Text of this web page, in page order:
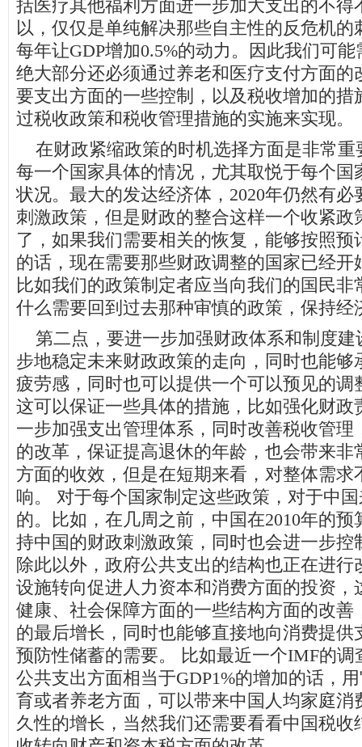
括医疗其他福利方面进一步加大支出的不得
以，仅仅是单纯解决那些自主性的反危机的
每年让GDP增加0.5%的动力。因此我们可
绝大部分还必须通过养老和医疗支付方面的
要支出方面的一些控制，以及税收增加的措
过税收政策和税收管理措施的实施来实现。
在财政紧缩政策的时机选择方面是非常重
每一个国家具体的情况，尤其取悦于每个国
状况。最大的发达经济体，2020年仍然有
刺激政策，但是财政的整合这样一个收紧政
了，如果我们需要相关的恢复，能够按照预
的话，现在需要那些财政调整的国家已经开
比如我们的政策制定者应当向我们的国民非
什么需要回到过去那种审慎的政策，保持经
第二点，要进一步加强财政体系和制度建
步地稳定未来财政政策的走向，同时也能够
疲劳感，同时也可以提供一个可以预见的调
这可以保证一些具体的措施，比如强化财政
一步加强支出管理体系，同时改善税收管理
的改革，保证提高退休的年龄，也会带来非
方面的收效，但是在短期来看，对整体需求
响。 对于每个国家制定这些政策，对于中
的。比如，在几周之前，中国在2010年的
持中国的财政刺激政策，同时也会进一步控
除此以外，政府公共支出的结构也正在进行
设施转向促进人力资本和消费方面的投资，
健康、社会保障方面的一些结构方面的改善
的最后增长，同时也能够直接地向消费提供
预防性储蓄的需要。 比如最近一个IMF的调
公共支出方面相当于GDP1%的增加的话，
育或者养老方面，可以带来中国人均家庭消
久性的增长，当然我们还需要看看中国税收